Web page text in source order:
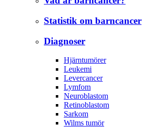
Statistik om barncancer
Diagnoser
Hjärntumörer
Leukemi
Levercancer
Lymfom
Neuroblastom
Retinoblastom
Sarkom
Wilms tumör